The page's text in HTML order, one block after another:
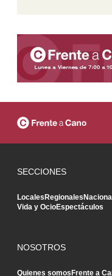
SECCIONES
LocalesRegionales
Vida y OcioEspectáculos
NOSOTROS
Quienes somosFrente a